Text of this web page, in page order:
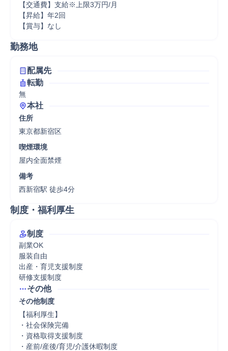
【交通費】支給※上限3万円/月
【昇給】年2回
【賞与】なし
勤務地
配属先
転勤
無
本社
住所
東京都新宿区
喫煙環境
屋内全面禁煙
備考
西新宿駅 徒歩4分
制度・福利厚生
制度
副業OK
服装自由
出産・育児支援制度
研修支援制度
その他
その他制度
【福利厚生】
・社会保険完備
・資格取得支援制度
・産前/産後/育児/介護休暇制度